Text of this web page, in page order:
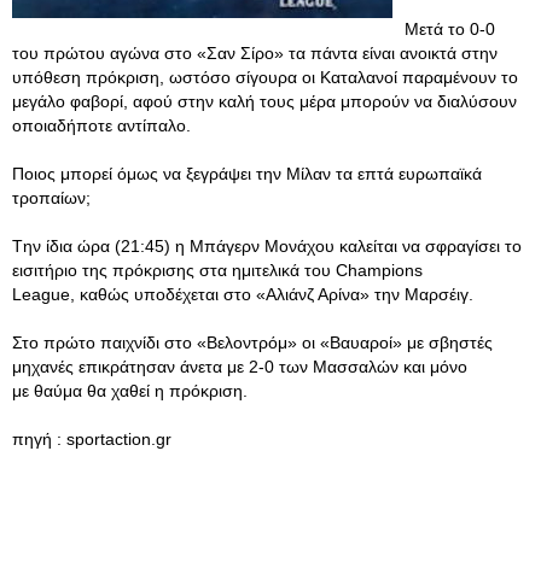
Μετά το 0-0
του πρώτου αγώνα στο «Σαν Σίρο» τα πάντα είναι ανοικτά στην
υπόθεση πρόκριση, ωστόσο σίγουρα οι Καταλανοί παραμένουν το
μεγάλο φαβορί, αφού στην καλή τους μέρα μπορούν να διαλύσουν
οποιαδήποτε αντίπαλο.
Ποιος μπορεί όμως να ξεγράψει την Μίλαν τα επτά ευρωπαϊκά
τροπαίων;
Tην ίδια ώρα (21:45) η Μπάγερν Μονάχου καλείται να σφραγίσει το
εισιτήριο της πρόκρισης στα ημιτελικά του Champions
League, καθώς υποδέχεται στο «Αλιάνζ Αρίνα» την Μαρσέιγ.
Στο πρώτο παιχνίδι στο «Βελοντρόμ» οι «Βαυαροί» με σβηστές
μηχανές επικράτησαν άνετα με 2-0 των Μασσαλών και μόνο
με θαύμα θα χαθεί η πρόκριση.
πηγή : sportaction.gr